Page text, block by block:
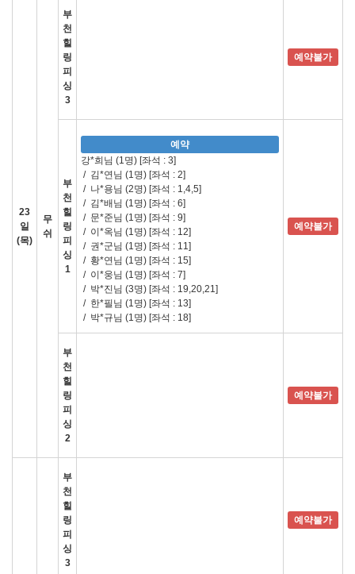
23
일
(목)
무
쉬
부
천
힐
링
피
싱
3
예약불가
부
천
힐
링
피
싱
1
예약
강*희님 (1명) [좌석 : 3]
/ 김*연님 (1명) [좌석 : 2]
/ 나*용님 (2명) [좌석 : 1,4,5]
/ 김*배님 (1명) [좌석 : 6]
/ 문*준님 (1명) [좌석 : 9]
/ 이*옥님 (1명) [좌석 : 12]
/ 권*군님 (1명) [좌석 : 11]
/ 황*연님 (1명) [좌석 : 15]
/ 이*웅님 (1명) [좌석 : 7]
/ 박*진님 (3명) [좌석 : 19,20,21]
/ 한*필님 (1명) [좌석 : 13]
/ 박*규님 (1명) [좌석 : 18]
예약불가
부
천
힐
링
피
싱
2
예약불가
부
천
힐
링
피
싱
3
예약불가